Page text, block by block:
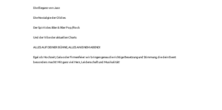
Die Eleganz von Jazz
Die Nostalgie der Oldies
Der Spirit des 80er & 90er Pop/Rock
Und der Vibe der aktuellen Charts
ALLES AUF DEINER BÜHNE, ALLES AN EINEM ABEND!
Egal ob Hochzeit, Gala oder Firmenfeier: wir bringen genau die richtige Besetzung und Stimmung, die dein Event
besonders macht! Mit ganz viel Herz, Leidenschaft und Musikalität!